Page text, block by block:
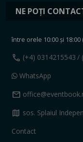
NE POȚI
între orele 10:00 și 18:00
call (+4) 0314215543 /
WhatsApp
mail
map sos. Splaiul
Contact